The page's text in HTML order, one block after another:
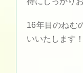
16年目のねむ
いいたします！